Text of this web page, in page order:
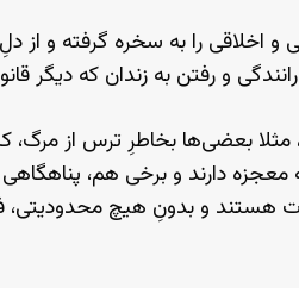
و اخلاقی را به سخره گرفته و
و رفتن به زندان که دیگر
بعضی‌ها بخاطرِ ترس از
معجزه دارند و برخی هم،
هستند و بدونِ هیچ محدودیتی،